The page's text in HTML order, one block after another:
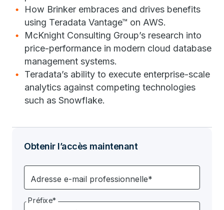
How Brinker embraces and drives benefits
using Teradata Vantage™ on AWS.
McKnight Consulting Group’s research into
price-performance in modern cloud database
management systems.
Teradata’s ability to execute enterprise-scale
analytics against competing technologies
such as Snowflake.
Obtenir l’accès maintenant
Adresse e-mail professionnelle*
Préfixe*